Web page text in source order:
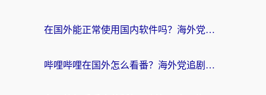
在国外能正常使用国内软件吗？海外党亲测有效的无缝访问指南
哔哩哔哩在国外怎么看番？海外党追剧看片的终极解决方案